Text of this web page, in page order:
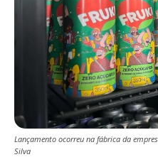
Lançamento ocorreu na fábrica da
Silva